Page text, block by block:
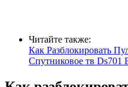
Читайте также:
Как Разблокировать
Спутниковое тв Ds701